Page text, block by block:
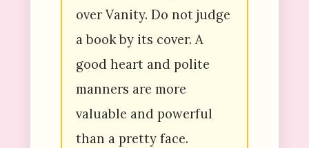
over Vanity. Do not judge
a book by its cover. A
good heart and polite
manners are more
valuable and powerful
than a pretty face.